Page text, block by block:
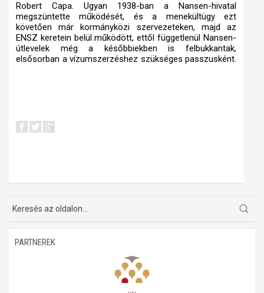
Robert Capa. Ugyan 1938-ban a Nansen-hivatal
megszüntette működését, és a menekültügy ezt
követően már kormányközi szervezeteken, majd az
ENSZ keretein belül működött, ettől függetlenül Nansen-
útlevelek még a későbbiekben is felbukkantak,
elsősorban a vízumszerzéshez szükséges passzusként.
PARTNEREK